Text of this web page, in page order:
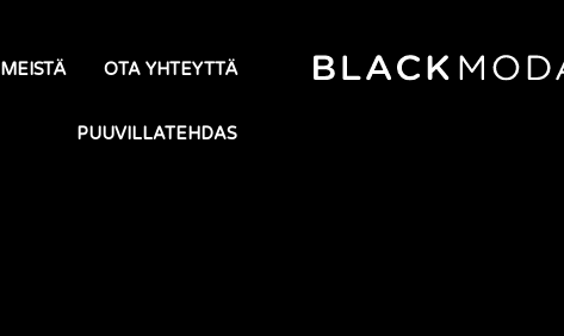
MEISTÄ OTA YHTEYTTÄ
PUUVILLATEHDAS